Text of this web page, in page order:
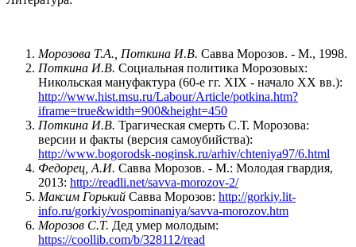
Морозова Т.А., Поткина И.В. Савва Морозов. - М., 1998.
Поткина И.В. Социальная политика Морозовых:
Никольская мануфактура (60-е гг. XIX - начало XX вв.):
http://www.hist.msu.ru/Labour/Article/potkina.htm?
iframe=true&width=900&height=450
Поткина И.В. Трагическая смерть С.Т. Морозова:
версии и факты (версия самоубийства):
http://www.bogorodsk-noginsk.ru/arhiv/chteniya97/6.html
Федорец, А.И. Савва Морозов. - М.: Молодая гвардия,
2013: http://readli.net/savva-morozov-2/
Максим Горький Савва Морозов: http://gorkiy.lit-
info.ru/gorkiy/vospominaniya/savva-morozov.htm
Морозов С.Т. Дед умер молодым:
https://coollib.com/b/328112/read